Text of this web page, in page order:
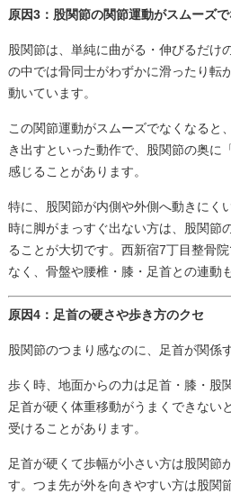
原因3：股関節の関節運動がスムーズ
股関節は、単純に曲がる・伸びるだけ
の中では骨同士がわずかに滑ったり転
動いています。
この関節運動がスムーズでなくなると
き出すといった動作で、股関節の奥に
感じることがあります。
特に、股関節が内側や外側へ動きにく
時に脚がまっすぐ出ない方は、股関節
ることが大切です。西新宿7丁目整骨
なく、骨盤や腰椎・膝・足首との連動
原因4：足首の硬さや歩き方のクセ
股関節のつまり感なのに、足首が関係
歩く時、地面からの力は足首・膝・股
足首が硬く体重移動がうまくできない
受けることがあります。
足首が硬くて歩幅が小さい方は股関節
す。つま先が外を向きやすい方は股関